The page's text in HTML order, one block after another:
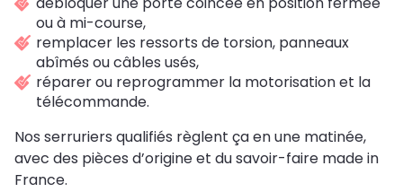
ou à mi-course,
remplacer les ressorts de torsion, panneaux
abîmés ou câbles usés,
réparer ou reprogrammer la motorisation et la
télécommande.
Nos serruriers qualifiés règlent ça en une matinée,
avec des pièces d’origine et du savoir-faire made in
France.